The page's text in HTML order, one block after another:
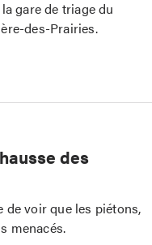
gare de triage du
des-Prairies.
des
de voir que les piétons,
menacés.